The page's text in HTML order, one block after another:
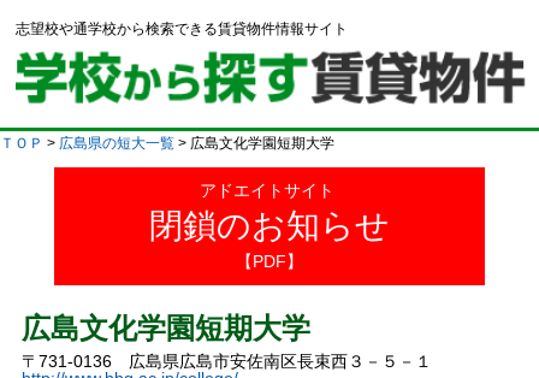
志望校や通学校から検索できる賃貸物件情報サイト
ＴＯＰ > 広島県の短大一覧 > 広島文化学園短期大学
アドエイトサイト
閉鎖のお知らせ
【PDF】
広島文化学園短期大学
〒731-0136 広島県広島市安佐南区長束西３－５－１